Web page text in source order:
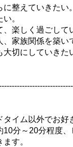
に整えていきたい。
。
、楽しく過ごして
、家族関係を築い
大切にしていきた
タイム以外でお好
10分～20分程度
す。